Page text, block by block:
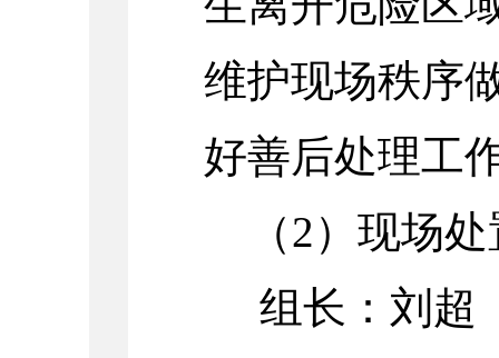
维护现场秩序
好善后处理工
（2）现场
组长：刘超